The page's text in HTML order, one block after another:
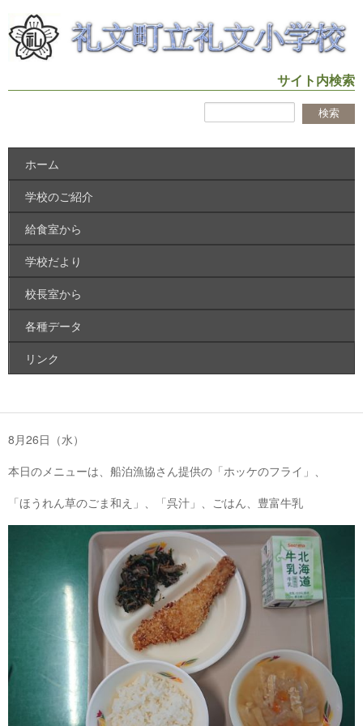
サイト内検索
ホーム
学校のご紹介
給食室から
学校だより
校長室から
各種データ
リンク
8月26日（水）
本日のメニューは、船泊漁協さん提供の「ホッケのフライ」、
「ほうれん草のごま和え」、「呉汁」、ごはん、豊富牛乳